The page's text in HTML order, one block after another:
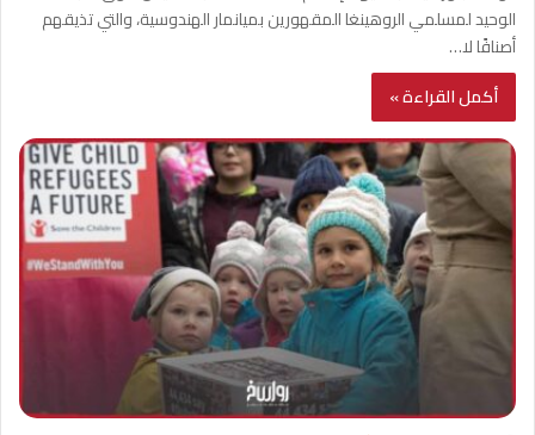
الوحيد لمسلمي الروهينغا المقهورين بميانمار الهندوسية، والتي تذيقهم
أصنافًا لا…
أكمل القراءة »